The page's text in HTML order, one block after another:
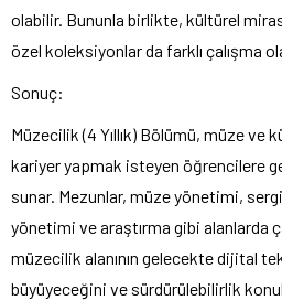
olabilir. Bununla birlikte, kültürel
özel koleksiyonlar da farklı çalışma
Sonuç:
Müzecilik (4 Yıllık) Bölümü, müze ve
kariyer yapmak isteyen öğrencilere
sunar. Mezunlar, müze yönetimi,
yönetimi ve araştırma gibi alanlarda
müzecilik alanının gelecekte dijital
büyüyeceğini ve sürdürülebilirlik